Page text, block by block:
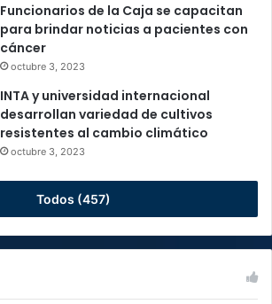
Funcionarios de la Caja se capacitan
para brindar noticias a pacientes con
cáncer
octubre 3, 2023
INTA y universidad internacional
desarrollan variedad de cultivos
resistentes al cambio climático
octubre 3, 2023
Todos (457)